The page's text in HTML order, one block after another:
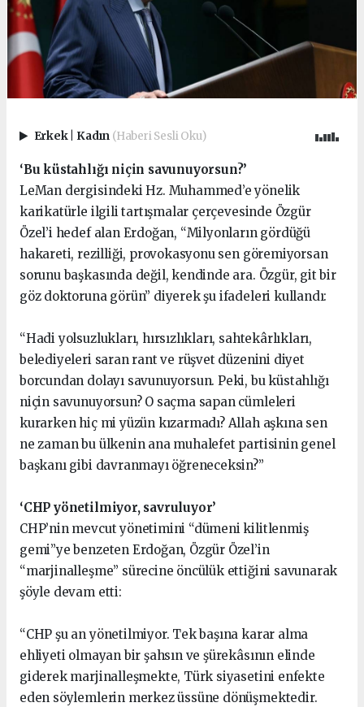
Erkek Kadın (Haberi Sesli Oku)
‘Bu küstahlığı niçin savunuyorsun?’
LeMan dergisindeki Hz. Muhammed’e yönelik
karikatürle ilgili tartışmalar çerçevesinde Özgür
Özel’i hedef alan Erdoğan, “Milyonların gördüğü
hakareti, rezilliği, provokasyonu sen göremiyorsan
sorunu başkasında değil, kendinde ara. Özgür, git bir
göz doktoruna görün” diyerek şu ifadeleri kullandı:
“Hadi yolsuzlukları, hırsızlıkları, sahtekârlıkları,
belediyeleri saran rant ve rüşvet düzenini diyet
borcundan dolayı savunuyorsun. Peki, bu küstahlığı
niçin savunuyorsun? O saçma sapan cümleleri
kurarken hiç mi yüzün kızarmadı? Allah aşkına sen
ne zaman bu ülkenin ana muhalefet partisinin genel
başkanı gibi davranmayı öğreneceksin?”
‘CHP yönetilmiyor, savruluyor’
CHP’nin mevcut yönetimini “dümeni kilitlenmiş
gemi”ye benzeten Erdoğan, Özgür Özel’in
“marjinalleşme” sürecine öncülük ettiğini savunarak
şöyle devam etti:
“CHP şu an yönetilmiyor. Tek başına karar alma
ehliyeti olmayan bir şahsın ve şürekâsının elinde
giderek marjinalleşmekte, Türk siyasetini enfekte
eden söylemlerin merkez üssüne dönüşmektedir.